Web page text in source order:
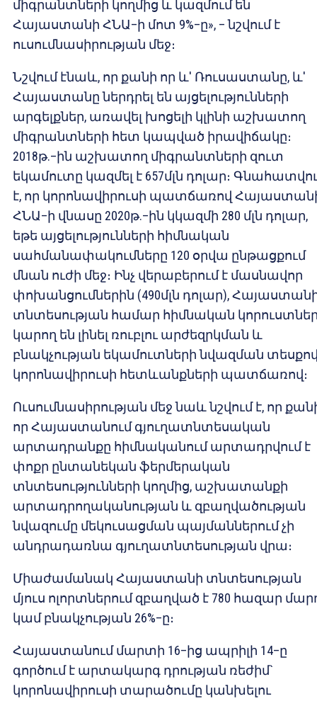
միգրանտների կողմից և կազմում են
Հայաստանի ՀՆԱ–ի մոտ 9%–ը», – նշվում է
ուսումնասիրության մեջ։
Նշվում էնաև, որ քանի որ և′ Ռուսաստանը, և′
Հայաստանը ներդրել են այցելությունների
արգելքներ, առավել խոցելի կլինի աշխատող
միգրանտների հետ կապված իրավիճակը։
2018թ.–ին աշխատող միգրանտների զուտ
եկամուտը կազմել է 657մլն դոլար։
է, որ կորոնավիրուսի պատճառով
ՀՆԱ–ի վնասը 2020թ.–ին կկազմի 280 մլն դոլար,
եթե այցելությունների հիմնական
սահմանափակումները 120 օրվա ընթացքում
մնան ուժի մեջ։ Ինչ վերաբերում է մասնավոր
փոխանցումներին (490մլն դոլար),
տնտեսության համար հիմնական
կարող են լինել ռուբլու արժեզրկման և
բնակչության եկամուտների նվազման
կորոնավիրուսի հետևանքների պատճառով։
Ուսումնասիրության մեջ նաև նշվում է, որ
որ Հայաստանում գյուղատնտեսական
արտադրանքը հիմնականում արտադրվում է
փոքր ընտանեկան ֆերմերական
տնտեսությունների կողմից, աշխատանքի
արտադրողականության և զբաղվածության
նվազումը մեկուսացման պայմաններում չի
անդրադառնա գյուղատնտեսության վրա։
Միաժամանակ Հայաստանի տնտեսության
մյուս ոլորտներում զբաղված է 780 հազար
կամ բնակչության 26%–ը։
Հայաստանում մարտի 16–ից ապրիլի 14–ը
գործում է արտակարգ դրության ռեժիմ`
կորոնավիրուսի տարածումը կանխելու